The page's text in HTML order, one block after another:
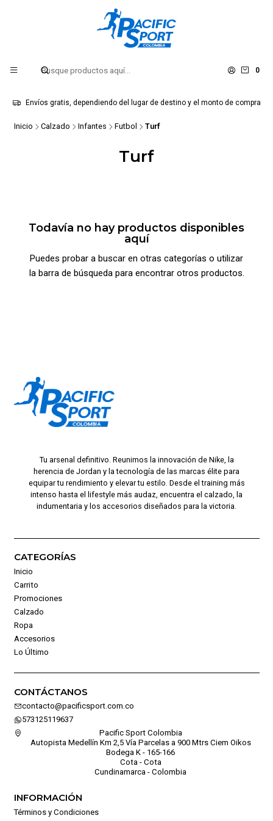
0
Envíos gratis, dependiendo del lugar de destino y el monto de compra
Inicio Calzado Infantes Futbol Turf
Turf
Todavía no hay productos disponibles
aquí
Puedes probar a buscar en otras categorías o utilizar
la barra de búsqueda para encontrar otros productos.
Tu arsenal definitivo. Reunimos la innovación de Nike, la
herencia de Jordan y la tecnología de las marcas élite para
equipar tu rendimiento y elevar tu estilo. Desde el training más
intenso hasta el lifestyle más audaz, encuentra el calzado, la
indumentaria y los accesorios diseñados para la victoria.
CATEGORÍAS
Inicio
Carrito
Promociones
Calzado
Ropa
Accesorios
Lo Último
CONTÁCTANOS
contacto@pacificsport.com.co
573125119637
Pacific Sport Colombia
Autopista Medellín Km 2,5 Vía Parcelas a 900 Mtrs Ciem Oikos
Bodega K - 165-166
Cota - Cota
Cundinamarca - Colombia
INFORMACIÓN
Términos y Condiciones